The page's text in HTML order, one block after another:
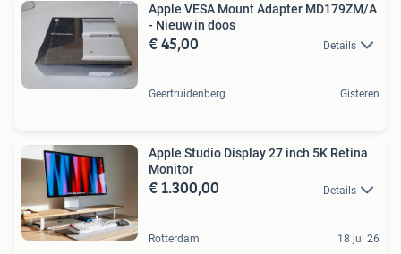
Apple VESA Mount Adapter MD179ZM/A
- Nieuw in doos
€ 45,00 Details
Geertruidenberg Gisteren
Apple Studio Display 27 inch 5K Retina
Monitor
€ 1.300,00 Details
Rotterdam 18 jul 26